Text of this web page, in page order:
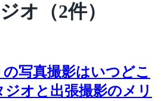
オ （2件）
写真撮影はいつどこ
オと出張撮影のメリ